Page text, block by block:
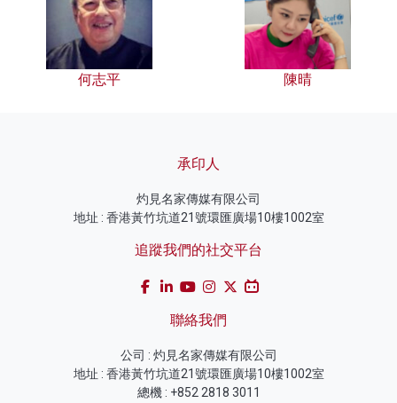
何志平 陳晴
承印人
灼見名家傳媒有限公司
地址 : 香港黃竹坑道21號環匯廣場10樓1002室
追蹤我們的社交平台
聯絡我們
公司 : 灼見名家傳媒有限公司
地址 : 香港黃竹坑道21號環匯廣場10樓1002室
總機 : +852 2818 3011